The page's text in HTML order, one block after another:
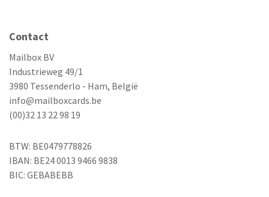
Contact
Mailbox BV
Industrieweg 49/1
3980 Tessenderlo - Ham, België
info@mailboxcards.be
(00)32 13 22 98 19
BTW: BE0479778826
IBAN: BE24 0013 9466 9838
BIC: GEBABEBB